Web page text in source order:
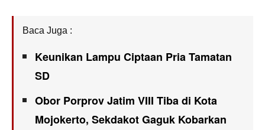
Baca Juga :
Keunikan Lampu Ciptaan Pria Tamatan
SD
Obor Porprov Jatim VIII Tiba di Kota
Mojokerto, Sekdakot Gaguk Kobarkan